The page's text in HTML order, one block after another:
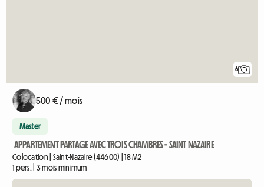
6
500 € / mois
Master
APPARTEMENT PARTAGE AVEC TROIS CHAMBRES - SAINT NAZAIRE
Colocation | Saint-Nazaire (44600) | 18 M2
1 pers. | 3 mois minimum